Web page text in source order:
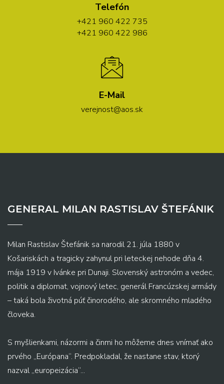
Telefón
+421 960 422 735
+421 960 422 986
E-Mail
verejnost@aos.sk
GENERAL MILAN RASTISLAV ŠTEFÁNIK
Milan Rastislav Štefánik sa narodil 21. júla 1880 v
Košariskách a tragicky zahynul pri leteckej nehode dňa 4.
mája 1919 v Ivánke pri Dunaji. Slovenský astronóm a vedec,
politik a diplomat, vojnový letec, generál Francúzskej armády
– taká bola životná púť činorodého, ale skromného mladého
človeka.
S myšlienkami, názormi a činmi ho môžeme dnes vnímať ako
prvého „Európana“. Predpokladal, že nastane stav, ktorý
nazval „europeizácia“...